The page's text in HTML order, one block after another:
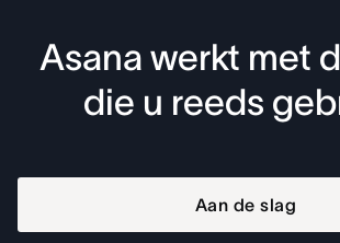
Asana werkt met
die u reeds
Aan de slag